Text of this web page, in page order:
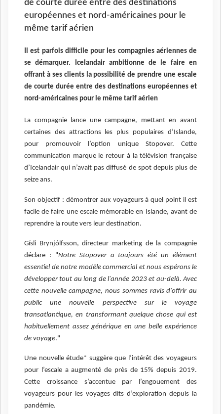
de courte durée entre des destinations
européennes et nord-américaines pour le
même tarif aérien
Il est parfois difficile pour les compagnies aériennes de
sedémarquer. Icelandair ambitionne de le faire en
offrant à ses clients la possibilité de prendre une escale
de courte durée entre des destinations européennes et
nord-américaines pour le même tarif aérien
La compagnie lance une campagne, mettant en avant
certaines des attractions les plus populaires d’Islande,
pour promouvoir l’option unique Stopover. Cette
communication marque le retour à la télévision française
d’Icelandair qui n’avait pas diffusé de spot depuis plus de
seize ans.
Son objectif : démontrer aux voyageurs à quel point il est
facile de faire une escale mémorable en Islande, avant de
reprendre la route vers leur destination.
Gísli Brynjólfsson, directeur marketing de la compagnie
déclare : "Notre Stopover a toujours été un élément
essentiel de notre modèle commercial et nous espérons le
développer tout au long de l'année 2023 et au-delà. Avec
cette nouvelle campagne, nous sommes ravis d'offrir au
public une nouvelle perspective sur le voyage
transatlantique, en transformant quelque chose qui est
habituellement assez générique en une belle expérience
de voyage."
Une nouvelle étude* suggère que l’intérêt des voyageurs
pour l’escale a augmenté de près de 15% depuis 2019.
Cette croissance s’accentue par l’engouement des
voyageurs pour les voyages dits d’exploration depuis la
pandémie.